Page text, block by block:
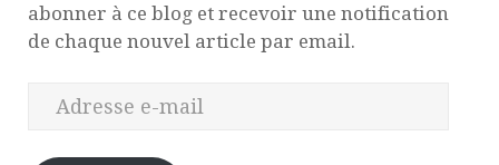
abonner à ce blog et recevoir une notification
de chaque nouvel article par email.